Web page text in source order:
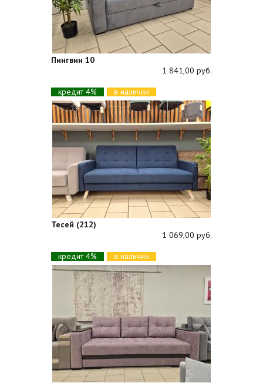
Пингвин 10
1 841,00 руб.
кредит 4%
в наличии
Тесей (212)
1 069,00 руб.
кредит 4%
в наличии